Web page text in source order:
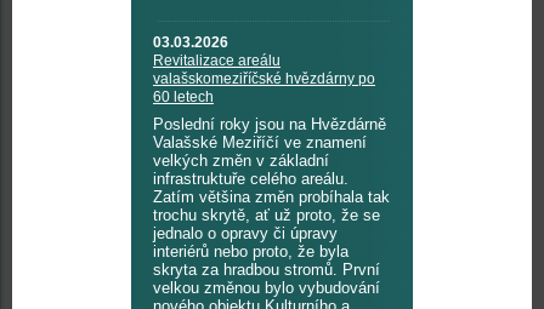
03.03.2026
Revitalizace areálu
valašskomeziříčské hvězdárny po
60 letech
Poslední roky jsou na Hvězdárně
Valašské Meziříčí ve znamení
velkých změn v základní
infrastruktuře celého areálu.
Zatím většina změn probíhala tak
trochu skrytě, ať už proto, že se
jednalo o opravy či úpravy
interiérů nebo proto, že byla
skryta za hradbou stromů. První
velkou změnou bylo vybudování